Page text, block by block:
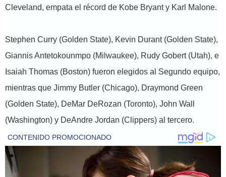
Cleveland, empata el récord de Kobe Bryant y Karl Malone.
Stephen Curry (Golden State), Kevin Durant (Golden State),
Giannis Antetokounmpo (Milwaukee), Rudy Gobert (Utah), e
Isaiah Thomas (Boston) fueron elegidos al Segundo equipo,
mientras que Jimmy Butler (Chicago), Draymond Green
(Golden State), DeMar DeRozan (Toronto), John Wall
(Washington) y DeAndre Jordan (Clippers) al tercero.